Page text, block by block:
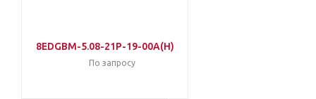
8EDGBM-5.08-21P-19-00A(H)
По запросу